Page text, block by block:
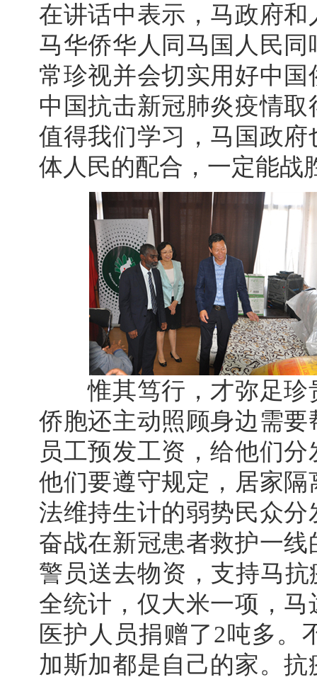
在讲话中表示，马政府
马华侨华人同马国人民
常珍视并会切实用好中
中国抗击新冠肺炎疫情
值得我们学习，马国政
体人民的配合，一定能战
惟其笃行，才弥足珍
侨胞还主动照顾身边需
员工预发工资，给他们
他们要遵守规定，居家
法维持生计的弱势民众
奋战在新冠患者救护一
警员送去物资，支持马
全统计，仅大米一项，
医护人员捐赠了2吨多。
加斯加都是自己的家。